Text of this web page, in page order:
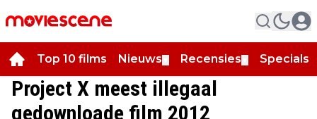
Top 10 films Nieuws Recensies Specials
Project X meest illegaal
gedownloade film 2012